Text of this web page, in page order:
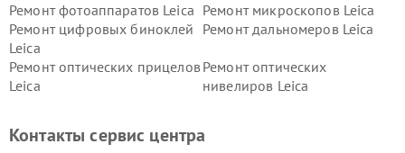
Ремонт фотоаппаратов Leica Ремонт микроскопов Leica
Ремонт цифровых биноклей
Leica
Ремонт дальномеров Leica
Ремонт оптических прицелов
Leica
Ремонт оптических
нивелиров Leica
Контакты сервис центра